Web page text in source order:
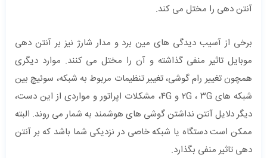
آنتن دهی را مختل می کند.
برخی از آسیب دیدگی های مین برد و مدار شارژ نیز بر آنتن دهی
موبایل تاثیر منفی گذاشته و آن را مختل می کنند. موارد دیگری
همچون تغییر رام گوشی، تغییر تنظیمات مربوط به شبکه، سوئیچ بین
شبکه های ۲G ، ۳G و ۴G، مشکلات اپراتور و مواردی از این دست،
دیگر دلایل آنتن نداشتن گوشی های هوشمند به شمار می روند. البته
ممکن است دستگاه یا شبکه خاصی در نزدیکی شما باشد که بر آنتن
دهی تاثیر منفی بگذارد.